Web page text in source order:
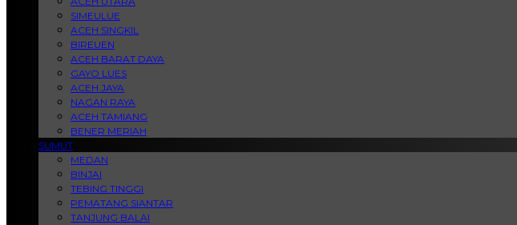
SIMEULUE
ACEH SINGKIL
BIREUEN
ACEH BARAT DAYA
GAYO LUES
ACEH JAYA
NAGAN RAYA
ACEH TAMIANG
BENER MERIAH
SUMUT
MEDAN
BINJAI
TEBING TINGGI
PEMATANG SIANTAR
TANJUNG BALAI